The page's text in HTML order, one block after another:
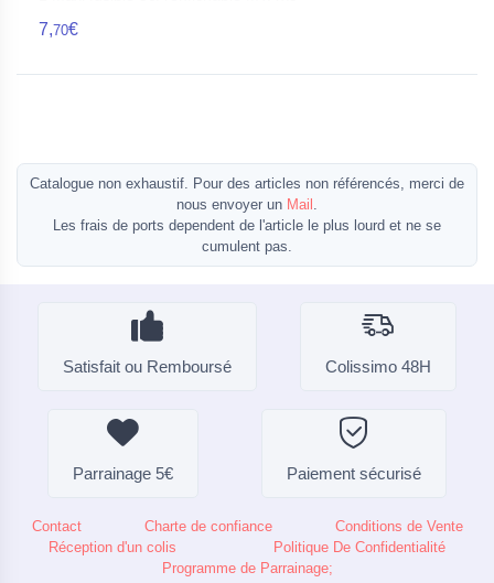
7,70€
Catalogue non exhaustif. Pour des articles non référencés, merci de
nous envoyer un Mail .
Les frais de ports dependent de l'article le plus lourd et ne se
cumulent pas.
Satisfait ou Remboursé Colissimo 48H
Parrainage 5€ Paiement sécurisé
Contact Charte de confiance
Conditions de Vente
Réception d'un colis
Politique De Confidentialité
Programme de Parrainage;